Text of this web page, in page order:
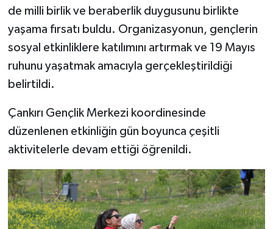
de milli birlik ve beraberlik duygusunu birlikte
yaşama fırsatı buldu. Organizasyonun, gençlerin
sosyal etkinliklere katılımını artırmak ve 19 Mayıs
ruhunu yaşatmak amacıyla gerçekleştirildiği
belirtildi.
Çankırı Gençlik Merkezi koordinesinde
düzenlenen etkinliğin gün boyunca çeşitli
aktivitelerle devam ettiği öğrenildi.